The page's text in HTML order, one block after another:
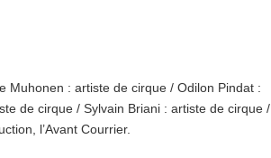
Muhonen : artiste de cirque / Odilon Pindat :
de cirque / Sylvain Briani : artiste de cirque /
l’Avant Courrier.